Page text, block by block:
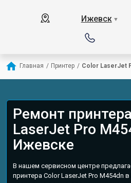
Ижевск ▼
Главная / Принтер / Color LaserJet
Ремонт
LaserJet Pro
Ижевске
В нашем сервисном центре
принтера Color LaserJet Pro M454dn